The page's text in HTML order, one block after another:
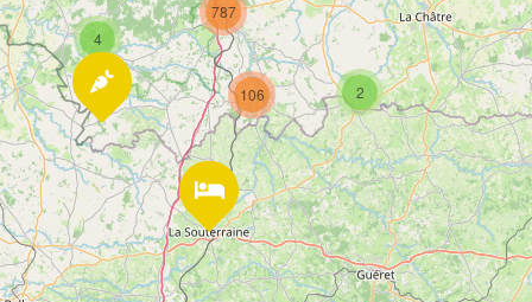
2
4
106
787